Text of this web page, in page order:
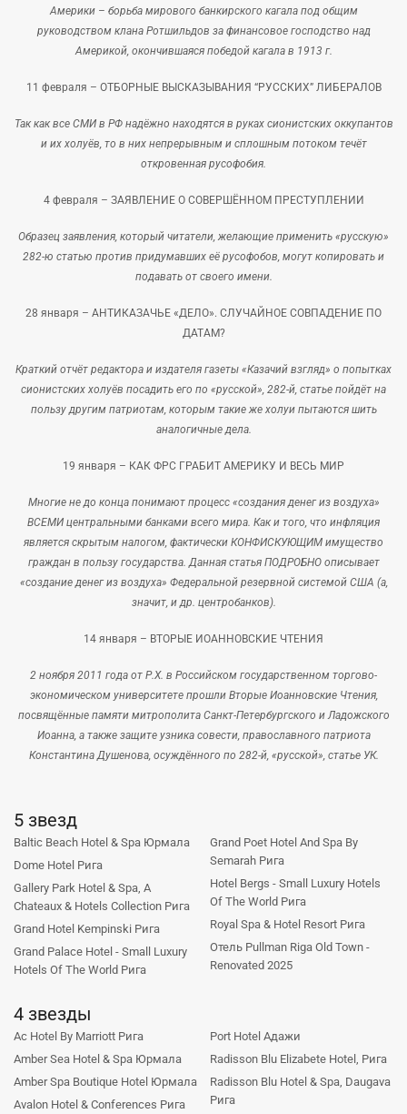
Америки – борьба мирового банкирского кагала под общим
руководством клана Ротшильдов за финансовое господство над
Америкой, окончившаяся победой кагала в 1913 г.
11 февраля – ОТБОРНЫЕ ВЫСКАЗЫВАНИЯ “РУССКИХ” ЛИБЕРАЛОВ
Так как все СМИ в РФ надёжно находятся в руках сионистских оккупантов
и их холуёв, то в них непрерывным и сплошным потоком течёт
откровенная русофобия.
4 февраля – ЗАЯВЛЕНИЕ О СОВЕРШЁННОМ ПРЕСТУПЛЕНИИ
Образец заявления, который читатели, желающие применить «русскую»
282-ю статью против придумавших её русофобов, могут копировать и
подавать от своего имени.
28 января – АНТИКАЗАЧЬЕ «ДЕЛО». СЛУЧАЙНОЕ СОВПАДЕНИЕ ПО
ДАТАМ?
Краткий отчёт редактора и издателя газеты «Казачий взгляд» о попытках
сионистских холуёв посадить его по «русской», 282-й, статье пойдёт на
пользу другим патриотам, которым такие же холуи пытаются шить
аналогичные дела.
19 января – КАК ФРС ГРАБИТ АМЕРИКУ И ВЕСЬ МИР
Многие не до конца понимают процесс «создания денег из воздуха»
ВСЕМИ центральными банками всего мира. Как и того, что инфляция
является скрытым налогом, фактически КОНФИСКУЮЩИМ имущество
граждан в пользу государства. Данная статья ПОДРОБНО описывает
«создание денег из воздуха» Федеральной резервной системой США (а,
значит, и др. центробанков).
14 января – ВТОРЫЕ ИОАННОВСКИЕ ЧТЕНИЯ
2 ноября 2011 года от Р.Х. в Российском государственном торгово-
экономическом университете прошли Вторые Иоанновские Чтения,
посвящённые памяти митрополита Санкт-Петербургского и Ладожского
Иоанна, а также защите узника совести, православного патриота
Константина Душенова, осуждённого по 282-й, «русской», статье УК.
5 звезд
Baltic Beach Hotel & Spa Юрмала
Dome Hotel Рига
Gallery Park Hotel & Spa, A
Chateaux & Hotels Collection Рига
Grand Hotel Kempinski Рига
Grand Palace Hotel - Small Luxury
Hotels Of The World Рига
Grand Poet Hotel And Spa By
Semarah Рига
Hotel Bergs - Small Luxury Hotels
Of The World Рига
Royal Spa & Hotel Resort Рига
Отель Pullman Riga Old Town -
Renovated 2025
4 звезды
Ac Hotel By Marriott Рига
Amber Sea Hotel & Spa Юрмала
Amber Spa Boutique Hotel Юрмала
Avalon Hotel & Conferences Рига
Port Hotel Адажи
Radisson Blu Elizabete Hotel, Рига
Radisson Blu Hotel & Spa, Daugava
Рига